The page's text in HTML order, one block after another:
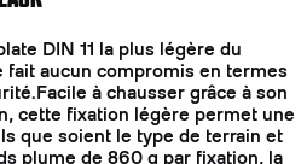
DIN 11 la plus légère du
fait aucun compromis en termes
à chausser grâce à son
cette fixation légère permet une
que soient le type de terrain et
plume de 860 g par fixation, la